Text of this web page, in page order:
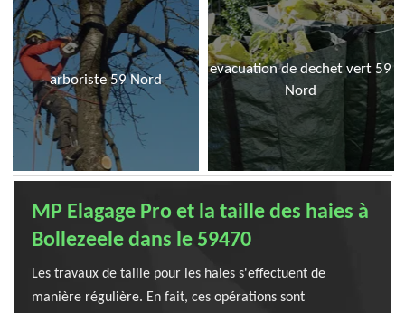
arboriste 59 Nord
evacuation de dechet vert 59
Nord
MP Elagage Pro et la taille des haies à
Bollezeele dans le 59470
Les travaux de taille pour les haies s'effectuent de
manière régulière. En fait, ces opérations sont